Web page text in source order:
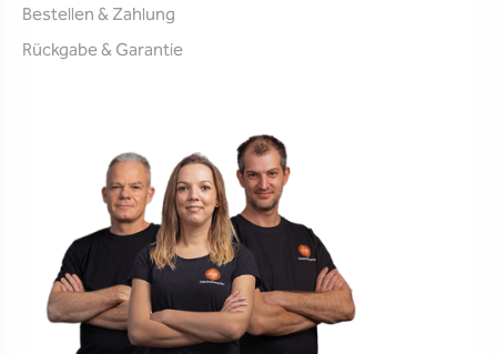
Bestellen & Zahlung
Rückgabe & Garantie